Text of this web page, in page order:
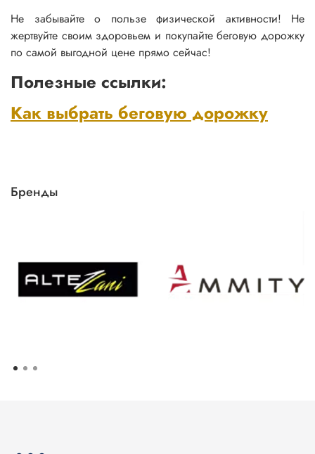
Не забывайте о пользе физической активности! Не
жертвуйте своим здоровьем и покупайте беговую дорожку
по самой выгодной цене прямо сейчас!
Полезные ссылки:
Как выбрать беговую дорожку
Бренды